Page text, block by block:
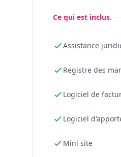
Ce qui est inclus.
Assistance
Registre des
Logiciel de
Logiciel
Mini site